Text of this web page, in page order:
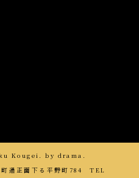
Kougei. by drama.
通正面下る平野町784 TEL